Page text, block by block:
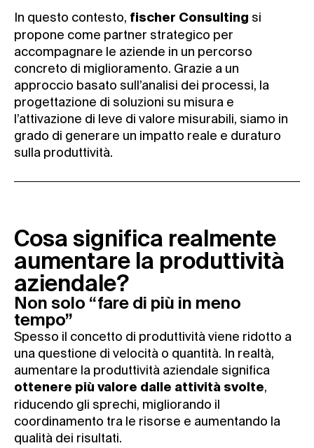
In questo contesto, fischer Consulting si
propone come partner strategico per
accompagnare le aziende in un percorso
concreto di miglioramento. Grazie a un
approccio basato sull’analisi dei processi, la
progettazione di soluzioni su misura e
l’attivazione di leve di valore misurabili, siamo in
grado di generare un impatto reale e duraturo
sulla produttività.
Cosa significa realmente
aumentare la produttività
aziendale?
Non solo “fare di più in meno
tempo”
Spesso il concetto di produttività viene ridotto a
una questione di velocità o quantità. In realtà,
aumentare la produttività aziendale significa
ottenere più valore dalle attività svolte,
riducendo gli sprechi, migliorando il
coordinamento tra le risorse e aumentando la
qualità dei risultati.